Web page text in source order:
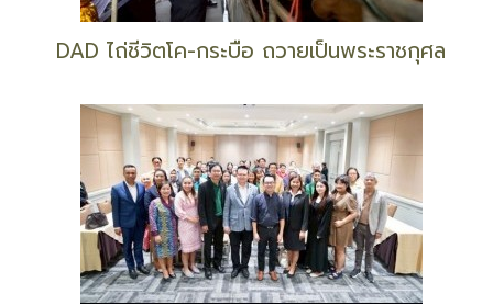
DAD ไถ่ชีวิตโค-กระบือ ถวายเป็นพระราชกุศล